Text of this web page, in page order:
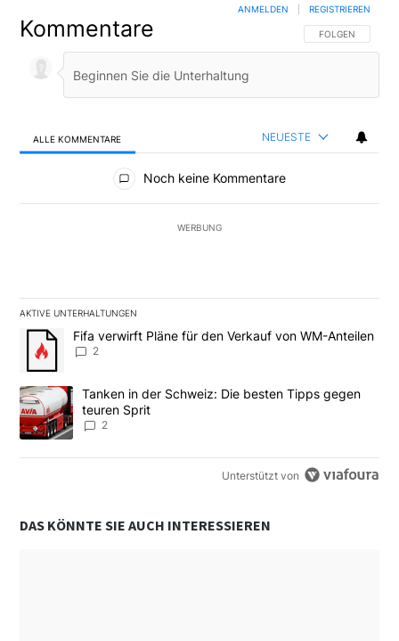
Kommentare FOLGE DIESER
FOLGEN
ANMELDEN REGISTRIEREN
ALLE KOMMENTARE NEUESTE
Alle Kommentare
Noch keine Kommentare
WERBUNG
AKTIVE UNTERHALTUNGEN
Das Folgende ist eine Liste der am meisten kommentierten
Ein Trendartikel mit dem Titel "Fifa verwirft Pläne für den
Fifa verwirft Pläne für den Verkauf von WM-Anteilen
2
Ein Trendartikel mit dem Titel "Tanken in der Schweiz: Die
Tanken in der Schweiz: Die besten Tipps gegen
teuren Sprit
2
Unterstützt von
DAS KÖNNTE SIE AUCH INTERESSIEREN